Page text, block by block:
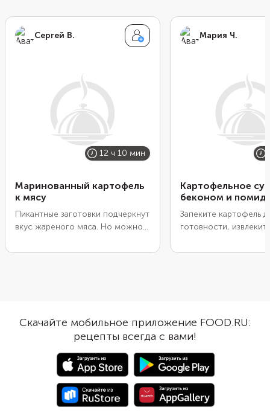
Сергей В.
12 ч 10 мин
Маринованный картофель
к мясу
Пикантные заготовки подчеркнут
вкус жареного мяса. Но можно
приготовления гарнира. Просто
быстро и очень вкусно.
Картофель можно замариновать
впрок и хранить его в
холодильнике, подавая по мере
необходимости. Указанных
ингредиентов хватит на одну
банку объемом 500 мл.
Мария Ч.
Картофельное
беконом и
Запеките картофель
готовности,
тертым сыром,
золотистой корочки.
суфле пропитается
ароматом бекона и
приятно
слегка запеченными
помидорами.
Скачайте мобильное приложение FOOD.RU:
рецепты всегда с вами!